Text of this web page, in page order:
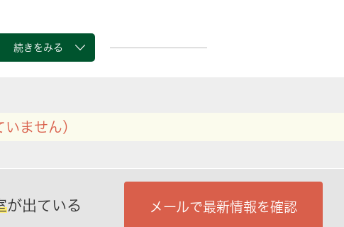
続きをみる
ません）
が出ている
メールで最新情報を確認